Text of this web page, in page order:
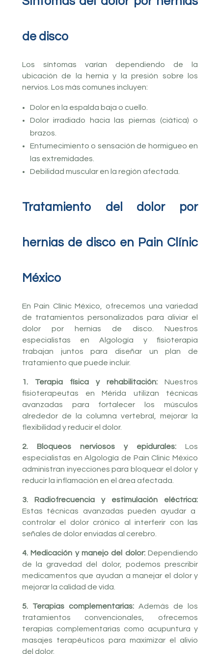
de disco
Los síntomas varían dependiendo de la
ubicación de la hernia y la presión sobre los
nervios. Los más comunes incluyen:
Dolor en la espalda baja o cuello.
Dolor irradiado hacia las piernas (ciática) o
brazos.
Entumecimiento o sensación de hormigueo en
las extremidades.
Debilidad muscular en la región afectada.
Tratamiento del dolor por
hernias de disco en Pain Clínic
México
En Pain Clínic México, ofrecemos una variedad
de tratamientos personalizados para aliviar el
dolor por hernias de disco. Nuestros
especialistas en Algología y fisioterapia
trabajan juntos para diseñar un plan de
tratamiento que puede incluir.
1. Terapia física y rehabilitación: Nuestros
fisioterapeutas en Mérida utilizan técnicas
avanzadas para fortalecer los músculos
alrededor de la columna vertebral, mejorar la
flexibilidad y reducir el dolor.
2. Bloqueos nerviosos y epidurales: Los
especialistas en Algología de Pain Clinic México
administran inyecciones para bloquear el dolor y
reducir la inflamación en el área afectada.
3. Radiofrecuencia y estimulación eléctrica:
Estas técnicas avanzadas pueden ayudar a
controlar el dolor crónico al interferir con las
señales de dolor enviadas al cerebro.
4. Medicación y manejo del dolor:Dependiendo
de la gravedad del dolor, podemos prescribir
medicamentos que ayudan a manejar el dolor y
mejorar la calidad de vida.
5. Terapias complementarias:Además de los
tratamientos convencionales, ofrecemos
terapias complementarias como acupuntura y
masajes terapéuticos para maximizar el alivio
del dolor.